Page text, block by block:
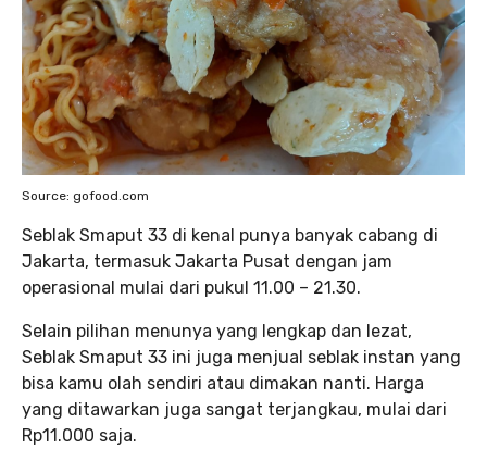
Source: gofood.com
Seblak Smaput 33 di kenal punya banyak cabang di
Jakarta, termasuk Jakarta Pusat dengan jam
operasional mulai dari pukul 11.00 – 21.30.
Selain pilihan menunya yang lengkap dan lezat,
Seblak Smaput 33 ini juga menjual seblak instan yang
bisa kamu olah sendiri atau dimakan nanti. Harga
yang ditawarkan juga sangat terjangkau, mulai dari
Rp11.000 saja.